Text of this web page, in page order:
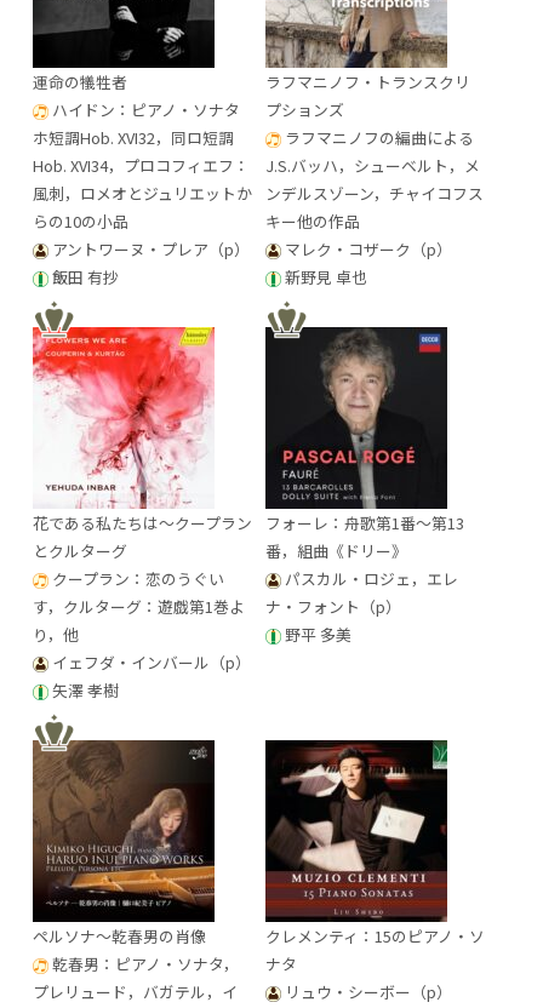
運命の犠牲者
ハイドン：ピアノ・ソナタ
ホ短調Hob. XVI32，同ロ短調
Hob. XVI34，プロコフィエフ：
風刺，ロメオとジュリエットか
らの10の小品
アントワーヌ・プレア（p）
飯田 有抄
ラフマニノフ・トランスクリ
プションズ
ラフマニノフの編曲による
J.S.バッハ，シューベルト，メ
ンデルスゾーン，チャイコフス
キー他の作品
マレク・コザーク（p）
新野見 卓也
花である私たちは～クープラン
とクルターグ
クープラン：恋のうぐい
す，クルターグ：遊戯第1巻よ
り，他
イェフダ・インバール（p）
矢澤 孝樹
フォーレ：舟歌第1番～第13
番，組曲《ドリー》
パスカル・ロジェ，エレ
ナ・フォント（p）
野平 多美
ペルソナ～乾春男の肖像
乾春男：ピアノ・ソナタ，
プレリュード，バガテル，イ
クレメンティ：15のピアノ・ソ
ナタ
リュウ・シーボー（p）